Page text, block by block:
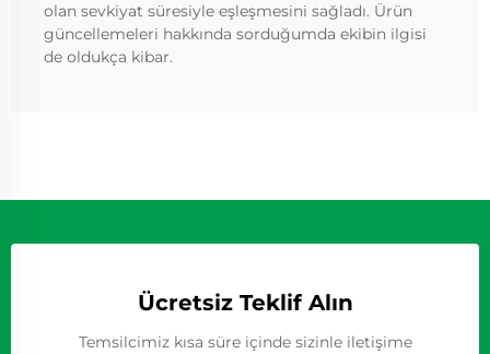
olan sevkiyat süresiyle eşleşmesini sağladı. Ürün
güncellemeleri hakkında sorduğumda ekibin ilgisi
de oldukça kibar.
Ücretsiz Teklif Alın
Temsilcimiz kısa süre içinde sizinle iletişime